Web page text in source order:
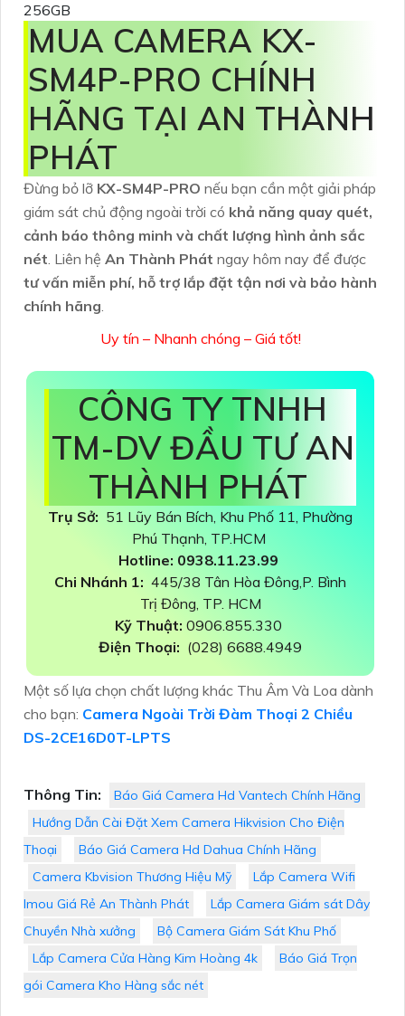
256GB
MUA CAMERA KX-
SM4P-PRO CHÍNH
HÃNG TẠI AN THÀNH
PHÁT
Đừng bỏ lỡ KX-SM4P-PRO nếu bạn cần một giải pháp
giám sát chủ động ngoài trời có khả năng quay quét,
cảnh báo thông minh và chất lượng hình ảnh sắc
nét. Liên hệ An Thành Phát ngay hôm nay để được
tư vấn miễn phí, hỗ trợ lắp đặt tận nơi và bảo hành
chính hãng.
Uy tín – Nhanh chóng – Giá tốt!
CÔNG TY TNHH
TM-DV ĐẦU TƯ AN
THÀNH PHÁT
Trụ Sở: 51 Lũy Bán Bích, Khu Phố 11, Phường
Phú Thạnh, TP.HCM
Hotline: 0938.11.23.99
Chi Nhánh 1: 445/38 Tân Hòa Đông,P. Bình
Trị Đông, TP. HCM
Kỹ Thuật: 0906.855.330
Điện Thoại: (028) 6688.4949
Một số lựa chọn chất lượng khác Thu Âm Và Loa dành
cho bạn: Camera Ngoài Trời Đàm Thoại 2 Chiều
DS-2CE16D0T-LPTS
Thông Tin:
Báo Giá Camera Hd Vantech Chính Hãng
Hướng Dẫn Cài Đặt Xem Camera Hikvision Cho Điện
Thoại
Báo Giá Camera Hd Dahua Chính Hãng
Camera Kbvision Thương Hiệu Mỹ
Lắp Camera Wifi
Imou Giá Rẻ An Thành Phát
Lắp Camera Giám sát Dây
Chuyền Nhà xưởng
Bộ Camera Giám Sát Khu Phố
Lắp Camera Cửa Hàng Kim Hoàng 4k
Báo Giá Trọn
gói Camera Kho Hàng sắc nét